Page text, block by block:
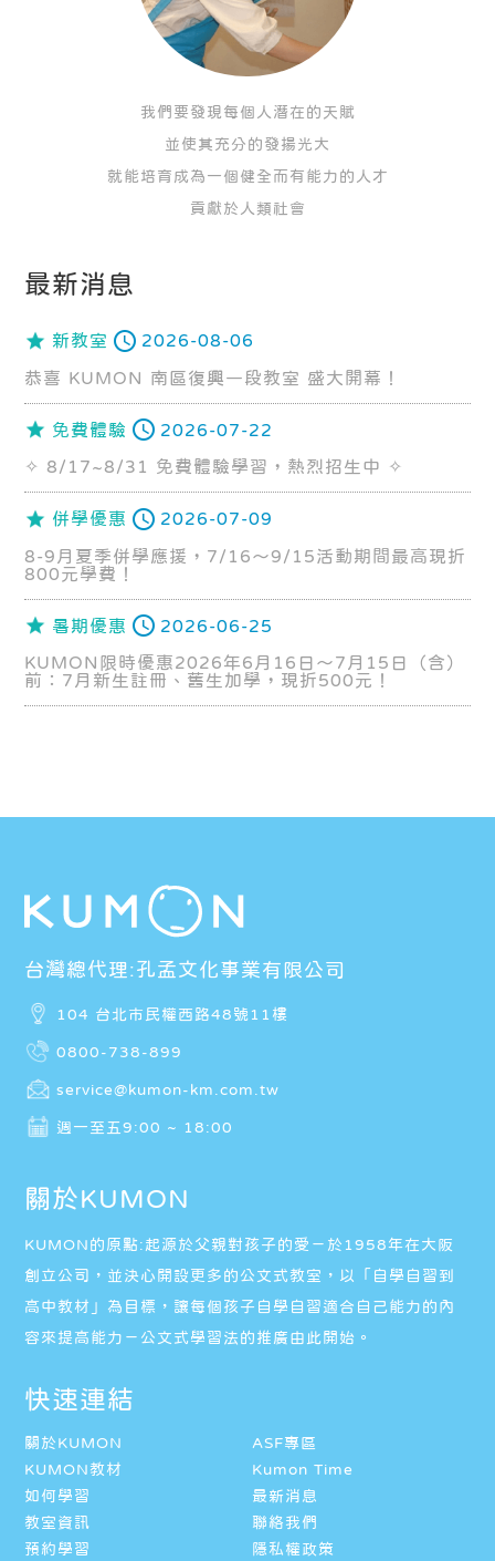
我們要發現每個人潛在的天賦
並使其充分的發揚光大
就能培育成為一個健全而有能力的人才
貢獻於人類社會
最新消息
新教室 2026-08-06
恭喜 KUMON 南區復興一段教室 盛大開幕！
免費體驗 2026-07-22
✧ 8/17~8/31 免費體驗學習，熱烈招生中 ✧
併學優惠 2026-07-09
8-9月夏季併學應援，7/16～9/15活動期間最高現折
800元學費！
暑期優惠 2026-06-25
KUMON限時優惠2026年6月16日～7月15日（含）
前：7月新生註冊、舊生加學，現折500元！
台灣總代理:孔孟文化事業有限公司
104 台北市民權西路48號11樓
0800-738-899
service@kumon-km.com.tw
週一至五9:00 ~ 18:00
關於KUMON
KUMON的原點:起源於父親對孩子的愛－於1958年在大阪
創立公司，並決心開設更多的公文式教室，以「自學自習到
高中教材」為目標，讓每個孩子自學自習適合自己能力的內
容來提高能力－公文式學習法的推廣由此開始。
快速連結
關於KUMON
ASF專區
KUMON教材
Kumon Time
如何學習
最新消息
教室資訊
聯絡我們
預約學習
隱私權政策